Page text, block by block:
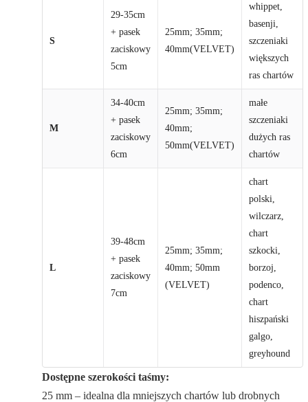
S
29-35cm
+ pasek
zaciskowy
5cm
25mm; 35mm;
40mm(VELVET)
whippet,
basenji,
szczeniaki
większych
ras chartów
M
34-40cm
+ pasek
zaciskowy
6cm
25mm; 35mm;
40mm;
50mm(VELVET)
małe
szczeniaki
dużych ras
chartów
L
39-48cm
+ pasek
zaciskowy
7cm
25mm; 35mm;
40mm; 50mm
(VELVET)
chart
polski,
wilczarz,
chart
szkocki,
borzoj,
podenco,
chart
hiszpański
galgo,
greyhound
Dostępne szerokości taśmy:
25 mm – idealna dla mniejszych chartów lub drobnych